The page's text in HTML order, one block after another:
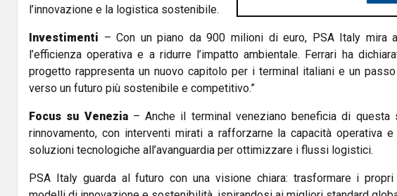
l’innovazione e la logistica sostenibile.
Investimenti – Con un piano da 900 milioni di euro, PSA Italy mira
l’efficienza operativa e a ridurre l’impatto ambientale. Ferrari ha
progetto rappresenta un nuovo capitolo per i terminal italiani e un
verso un futuro più sostenibile e competitivo.”
Focus su Venezia – Anche il terminal veneziano beneficia di questa
rinnovamento, con interventi mirati a rafforzarne la capacità operativa
soluzioni tecnologiche all’avanguardia per ottimizzare i flussi logistici.
PSA Italy guarda al futuro con una visione chiara: trasformare i